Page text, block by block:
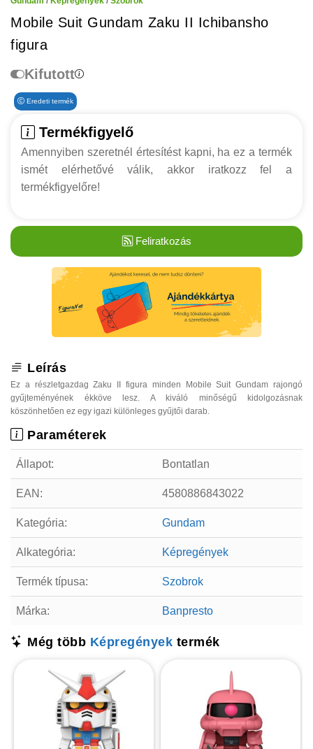
Mobile Suit Gundam Zaku II Ichibansho
figura
Kifutott
Eredeti termék
Termékfigyelő
Amennyiben szeretnél értesítést kapni, ha ez a termék
ismét elérhetővé válik, akkor iratkozz fel a
termékfigyelőre!
Feliratkozás
Leírás
Ez a részletgazdag Zaku II figura minden Mobile Suit Gundam rajongó
gyűjteményének ékköve lesz. A kiváló minőségű kidolgozásnak
köszönhetően ez egy igazi különleges gyűjtői darab.
Paraméterek
Állapot: Bontatlan
EAN: 4580886843022
Kategória: Gundam
Alkategória: Képregények
Termék típusa: Szobrok
Márka: Banpresto
Még több Képregények termék